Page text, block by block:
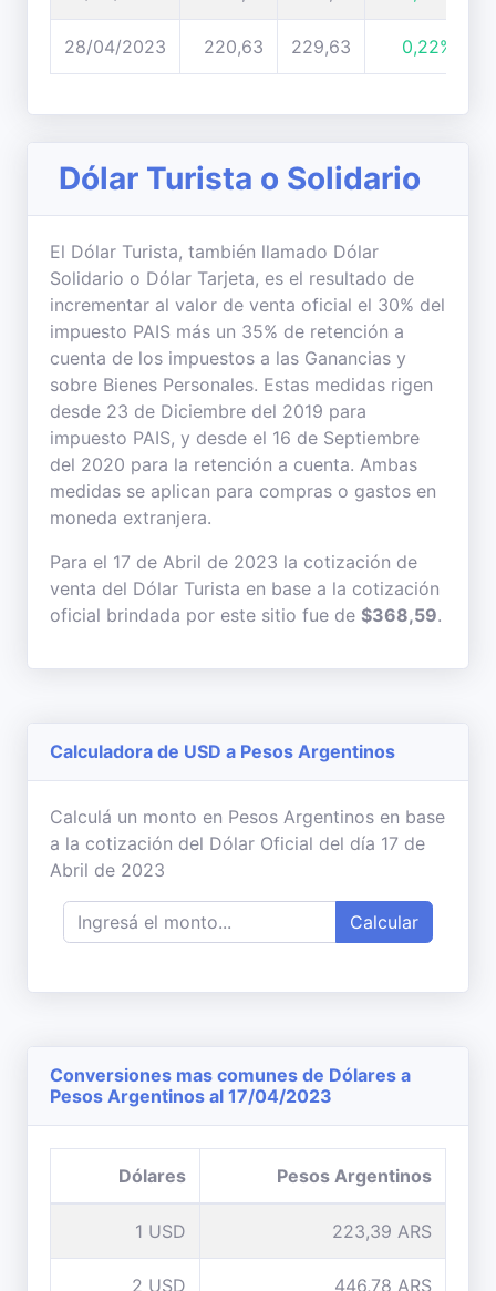
28/04/2023 220,63 229,63 0,22%
Dólar Turista o Solidario
El Dólar Turista, también llamado Dólar
Solidario o Dólar Tarjeta, es el resultado de
incrementar al valor de venta oficial el 30% del
impuesto PAIS más un 35% de retención a
cuenta de los impuestos a las Ganancias y
sobre Bienes Personales. Estas medidas rigen
desde 23 de Diciembre del 2019 para
impuesto PAIS, y desde el 16 de Septiembre
del 2020 para la retención a cuenta. Ambas
medidas se aplican para compras o gastos en
moneda extranjera.
Para el 17 de Abril de 2023 la cotización de
venta del Dólar Turista en base a la cotización
oficial brindada por este sitio fue de $368,59.
Calculadora de USD a Pesos Argentinos
Calculá un monto en Pesos Argentinos en base
a la cotización del Dólar Oficial del día 17 de
Abril de 2023
Calcular
Conversiones mas comunes de Dólares a
Pesos Argentinos al 17/04/2023
Dólares Pesos Argentinos
1 USD 223,39 ARS
2 USD 446,78 ARS